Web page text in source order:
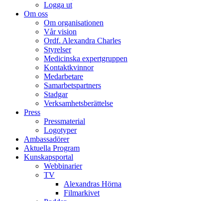
Logga ut
Om oss
Om organisationen
Vår vision
Ordf. Alexandra Charles
Styrelser
Medicinska expertgruppen
Kontaktkvinnor
Medarbetare
Samarbetspartners
Stadgar
Verksamhetsberättelse
Press
Pressmaterial
Logotyper
Ambassadörer
Aktuella Program
Kunskapsportal
Webbinarier
TV
Alexandras Hörna
Filmarkivet